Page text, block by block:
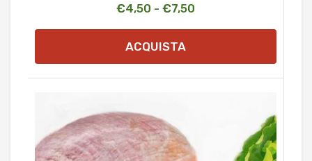
€4,50 - €7,50
di
ACQUISTA